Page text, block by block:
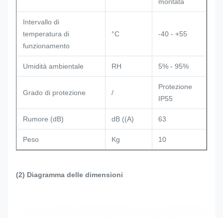
Intervallo di
temperatura di
funzionamento
°C -40 - +55
Umidità ambientale RH 5% - 95%
Grado di protezione /
Protezione
IP55
Rumore (dB) dB ((A) 63
Peso Kg 10
(2) Diagramma delle dimensioni